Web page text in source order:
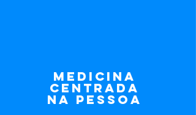
Medicina
Centrada
na Pessoa